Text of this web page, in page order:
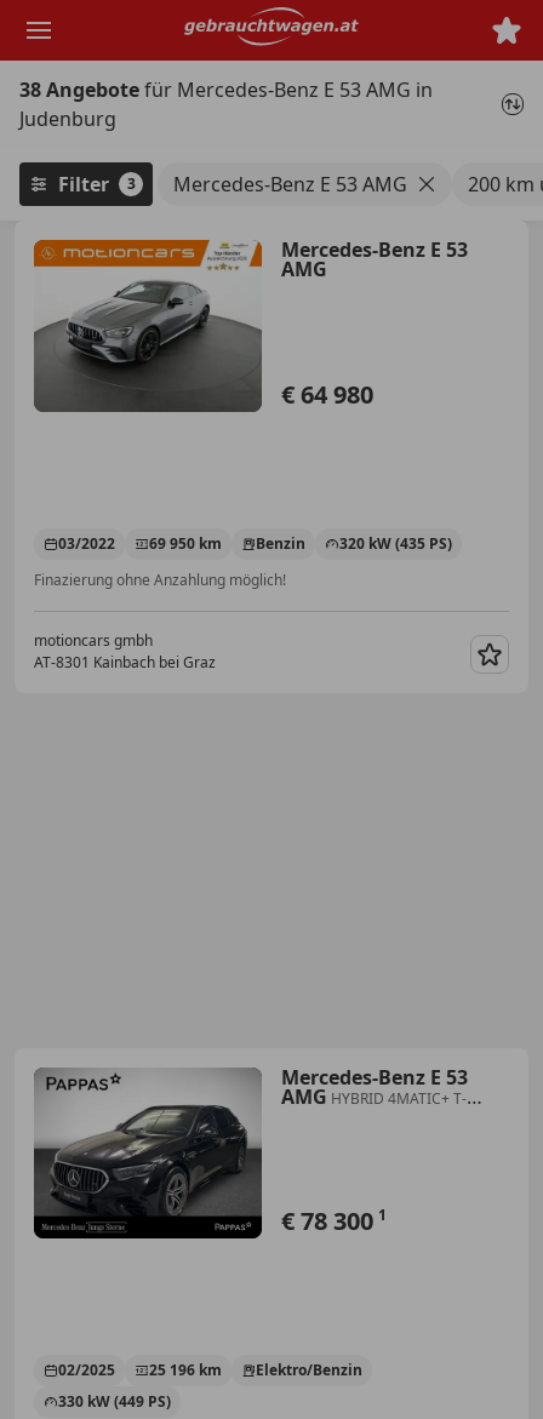
Hauptinhalt
38 Angebotefür Mercedes-Benz E 53 AMG in
Judenburg
Filter 3 Mercedes-Benz E 53 AMG 200 km
Mercedes-Benz E 53
AMG
€ 64 980
03/2022 69 950 km Benzin
320 kW (435 PS)
Finazierung ohne Anzahlung möglich!
motioncars gmbh
AT-8301 Kainbach bei Graz
Mercedes-Benz E 53
AMG HYBRID 4MATIC+ T-
€ 78 300 1
02/2025 25 196 km
Elektro/Benzin
330 kW (449 PS)